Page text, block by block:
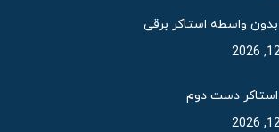
واسطه استاکر برقی
دست دوم